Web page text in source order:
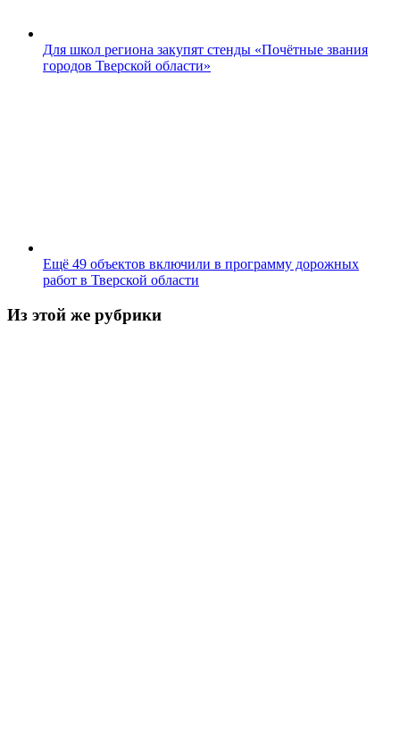
Для школ региона закупят стенды «Почётные звания
городов Тверской области»
Ещё 49 объектов включили в программу дорожных
работ в Тверской области
Из этой же рубрики